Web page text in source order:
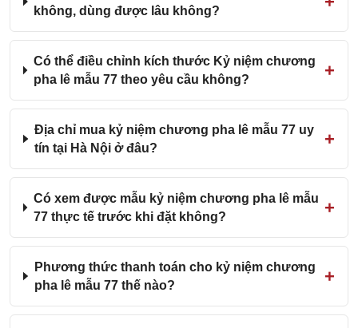
không, dùng được lâu không?
Có thể điều chỉnh kích thước Kỷ niệm chương
pha lê mẫu 77 theo yêu cầu không?
Địa chỉ mua kỷ niệm chương pha lê mẫu 77 uy
tín tại Hà Nội ở đâu?
Có xem được mẫu kỷ niệm chương pha lê mẫu
77 thực tế trước khi đặt không?
Phương thức thanh toán cho kỷ niệm chương
pha lê mẫu 77 thế nào?